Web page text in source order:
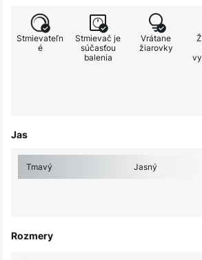
Stmievateľn
é
Stmievač je
súčasťou
balenia
Vrátane
žiarovky
Jas
Tmavý Jasný
Rozmery